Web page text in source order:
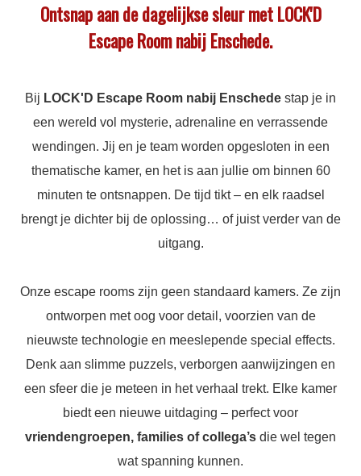
Ontsnap aan de dagelijkse sleur met LOCK'D
Escape Room nabij Enschede.
Bij LOCK'D Escape Room nabij Enschede stap je in
een wereld vol mysterie, adrenaline en verrassende
wendingen. Jij en je team worden opgesloten in een
thematische kamer, en het is aan jullie om binnen 60
minuten te ontsnappen. De tijd tikt – en elk raadsel
brengt je dichter bij de oplossing… of juist verder van de
uitgang.
Onze escape rooms zijn geen standaard kamers. Ze zijn
ontworpen met oog voor detail, voorzien van de
nieuwste technologie en meeslepende special effects.
Denk aan slimme puzzels, verborgen aanwijzingen en
een sfeer die je meteen in het verhaal trekt. Elke kamer
biedt een nieuwe uitdaging – perfect voor
vriendengroepen, families of collega’s die wel tegen
wat spanning kunnen.